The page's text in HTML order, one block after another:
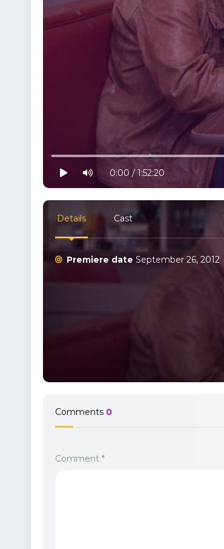
10% progress
play
volume
0:00 / 1:52:20
Details Cast
Premiere date September 26, 2012
Comments 0
Comment *